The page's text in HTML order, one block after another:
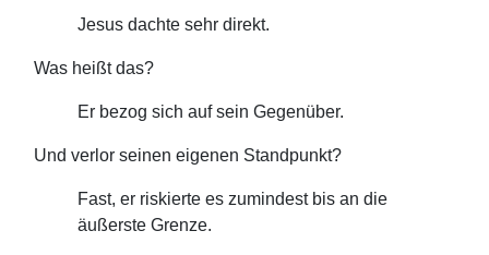
Jesus dachte sehr direkt.
Was heißt das?
Er bezog sich auf sein Gegenüber.
Und verlor seinen eigenen Standpunkt?
Fast, er riskierte es zumindest bis an die
äußerste Grenze.